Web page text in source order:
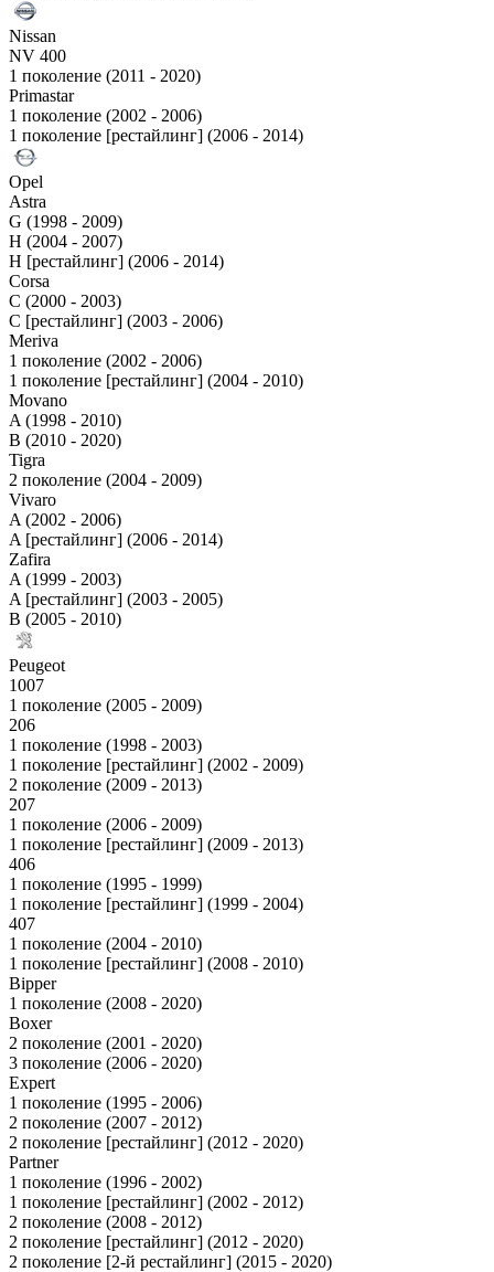
Nissan
NV 400
1 поколение (2011 - 2020)
Primastar
1 поколение (2002 - 2006)
1 поколение [рестайлинг] (2006 - 2014)
Opel
Astra
G (1998 - 2009)
H (2004 - 2007)
H [рестайлинг] (2006 - 2014)
Corsa
C (2000 - 2003)
C [рестайлинг] (2003 - 2006)
Meriva
1 поколение (2002 - 2006)
1 поколение [рестайлинг] (2004 - 2010)
Movano
A (1998 - 2010)
B (2010 - 2020)
Tigra
2 поколение (2004 - 2009)
Vivaro
A (2002 - 2006)
A [рестайлинг] (2006 - 2014)
Zafira
A (1999 - 2003)
A [рестайлинг] (2003 - 2005)
B (2005 - 2010)
Peugeot
1007
1 поколение (2005 - 2009)
206
1 поколение (1998 - 2003)
1 поколение [рестайлинг] (2002 - 2009)
2 поколение (2009 - 2013)
207
1 поколение (2006 - 2009)
1 поколение [рестайлинг] (2009 - 2013)
406
1 поколение (1995 - 1999)
1 поколение [рестайлинг] (1999 - 2004)
407
1 поколение (2004 - 2010)
1 поколение [рестайлинг] (2008 - 2010)
Bipper
1 поколение (2008 - 2020)
Boxer
2 поколение (2001 - 2020)
3 поколение (2006 - 2020)
Expert
1 поколение (1995 - 2006)
2 поколение (2007 - 2012)
2 поколение [рестайлинг] (2012 - 2020)
Partner
1 поколение (1996 - 2002)
1 поколение [рестайлинг] (2002 - 2012)
2 поколение (2008 - 2012)
2 поколение [рестайлинг] (2012 - 2020)
2 поколение [2-й рестайлинг] (2015 - 2020)